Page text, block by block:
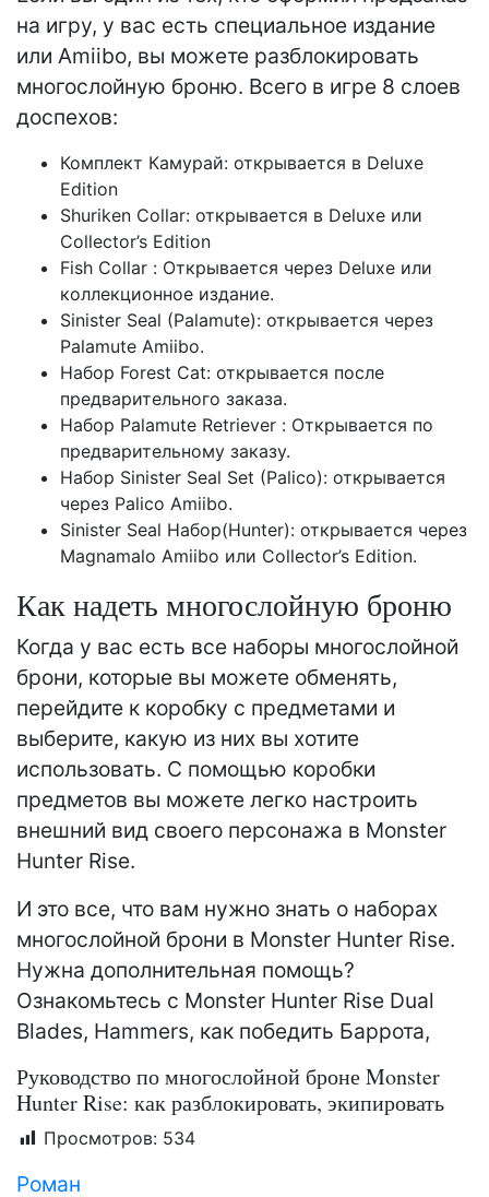
на игру, у вас есть специальное издание
или Amiibo, вы можете разблокировать
многослойную броню. Всего в игре 8 слоев
доспехов:
Комплект Камурай: открывается в Deluxe
Edition
Shuriken Collar: открывается в Deluxe или
Collector’s Edition
Fish Collar : Открывается через Deluxe или
коллекционное издание.
Sinister Seal (Palamute): открывается через
Palamute Amiibo.
Набор Forest Cat: открывается после
предварительного заказа.
Набор Palamute Retriever : Открывается по
предварительному заказу.
Набор Sinister Seal Set (Palico): открывается
через Palico Amiibo.
Sinister Seal Набор(Hunter): открывается через
Magnamalo Amiibo или Collector’s Edition.
Как надеть многослойную броню
Когда у вас есть все наборы многослойной
брони, которые вы можете обменять,
перейдите к коробку с предметами и
выберите, какую из них вы хотите
использовать. С помощью коробки
предметов вы можете легко настроить
внешний вид своего персонажа в Monster
Hunter Rise.
И это все, что вам нужно знать о наборах
многослойной брони в Monster Hunter Rise.
Нужна дополнительная помощь?
Ознакомьтесь с Monster Hunter Rise Dual
Blades, Hammers, как победить Баррота,
Руководство по многослойной броне Monster
Hunter Rise: как разблокировать, экипировать
Просмотров: 534
Роман